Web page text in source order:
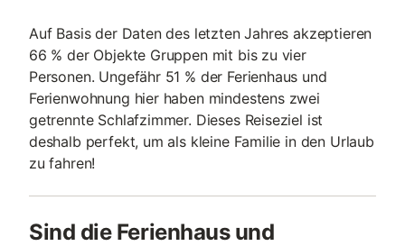
Auf Basis der Daten des letzten Jahres akzeptieren
66 % der Objekte Gruppen mit bis zu vier
Personen. Ungefähr 51 % der Ferienhaus und
Ferienwohnung hier haben mindestens zwei
getrennte Schlafzimmer. Dieses Reiseziel ist
deshalb perfekt, um als kleine Familie in den Urlaub
zu fahren!
Sind die Ferienhaus und